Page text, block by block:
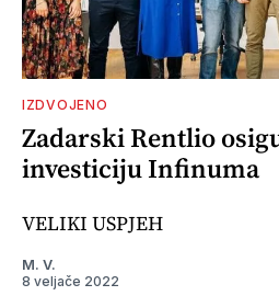
IZDVOJENO
Zadarski Rentlio
investiciju Infinuma
VELIKI USPJEH
M. V.
8 veljače 2022